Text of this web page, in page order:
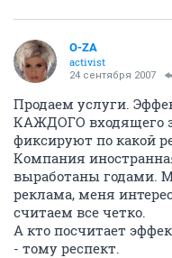
O-ZA
activist
24 сентября 2007
Продаем услуги.
КАЖДОГО входящего
фиксируют по какой
Компания
выработаны годами.
реклама, меня
считаем все четко.
А кто посчитает
- тому респект.